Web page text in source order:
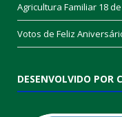
Agricultura Familiar 18
Votos de Feliz
DESENVOLVIDO POR